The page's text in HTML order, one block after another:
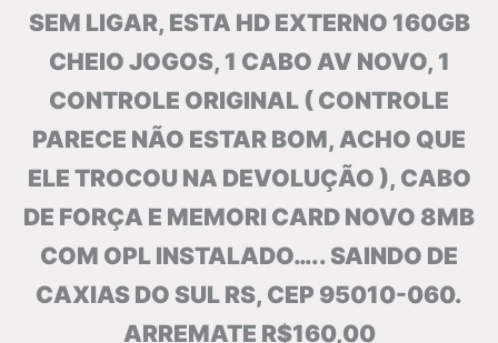
SEM LIGAR, ESTA HD EXTERNO 160GB
CHEIO JOGOS, 1 CABO AV NOVO, 1
CONTROLE ORIGINAL ( CONTROLE
PARECE NÃO ESTAR BOM, ACHO QUE
ELE TROCOU NA DEVOLUÇÃO ), CABO
DE FORÇA E MEMORI CARD NOVO 8MB
COM OPL INSTALADO….. SAINDO DE
CAXIAS DO SUL RS, CEP 95010-060.
ARREMATE R$160,00